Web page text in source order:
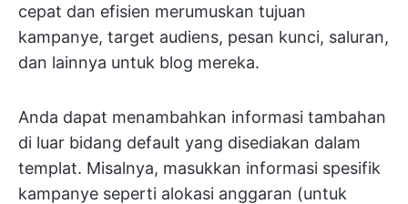
cepat dan efisien merumuskan tujuan
kampanye, target audiens, pesan kunci, saluran,
dan lainnya untuk blog mereka.
Anda dapat menambahkan informasi tambahan
di luar bidang default yang disediakan dalam
templat. Misalnya, masukkan informasi spesifik
kampanye seperti alokasi anggaran (untuk